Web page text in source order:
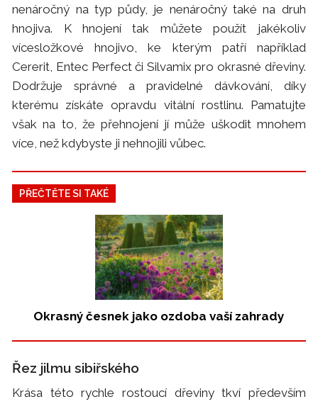
nenáročný na typ půdy, je nenáročný také na druh
hnojiva. K hnojení tak můžete použít jakékoliv
vícesložkové hnojivo, ke kterým patří například
Cererit, Entec Perfect či Silvamix pro okrasné dřeviny.
Dodržuje správné a pravidelné dávkování, díky
kterému získáte opravdu vitální rostlinu. Pamatujte
však na to, že přehnojení jí může uškodit mnohem
více, než kdybyste ji nehnojili vůbec.
PŘEČTĚTE SI TAKÉ
Okrasný česnek jako ozdoba vaší zahrady
Řez jilmu sibiřského
Krása této rychle rostoucí dřeviny tkví především